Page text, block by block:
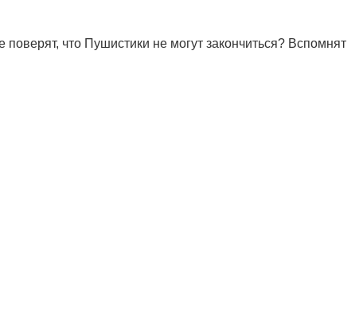
поверят, что Пушистики не могут закончиться? Вспомнят